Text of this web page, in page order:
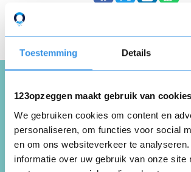
Toestemming Details
123opzeggen maakt gebruik van cookies
We gebruiken cookies om content en
personaliseren, om functies voor social
en om ons websiteverkeer te
informatie over uw gebruik van onze site
Schrijf een review
100% Fitness Rijssen